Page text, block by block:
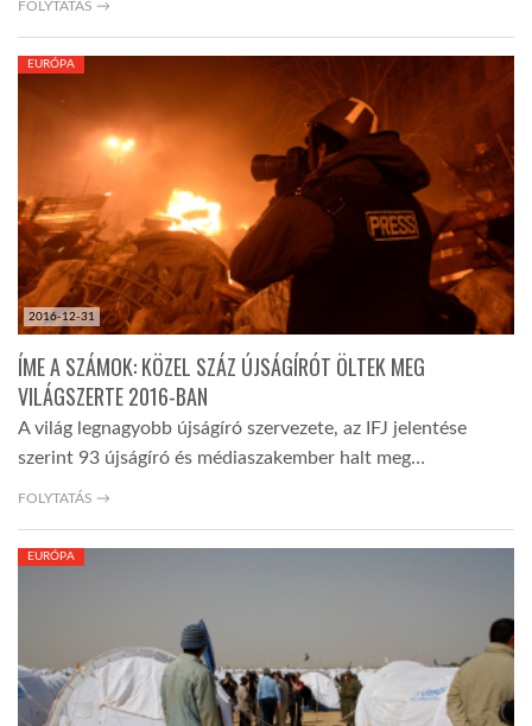
FOLYTATÁS →
2016-12-31
EURÓPA
ÍME A SZÁMOK: KÖZEL SZÁZ ÚJSÁGÍRÓT ÖLTEK MEG
VILÁGSZERTE 2016-BAN
A világ legnagyobb újságíró szervezete, az IFJ jelentése
szerint 93 újságíró és médiaszakember halt meg…
FOLYTATÁS →
EURÓPA